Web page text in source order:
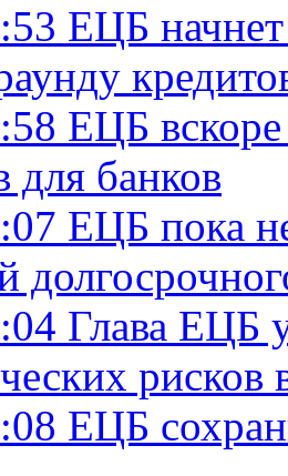
ЕЦБ начнет
ЕЦБ
для банков
ЕЦБ пока
Глава ЕЦБ
ЕЦБ